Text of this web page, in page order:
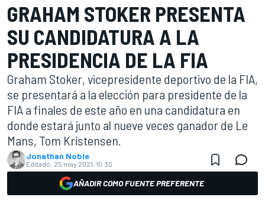
GRAHAM STOKER PRESENTA
SU CANDIDATURA A LA
PRESIDENCIA DE LA FIA
Graham Stoker, vicepresidente deportivo de la FIA,
se presentará a la elección para presidente de la
FIA a finales de este año en una candidatura en
donde estará junto al nueve veces ganador de Le
Mans, Tom Kristensen.
Jonathan Noble
Editado: 25 may 2021, 10:30
AÑADIR COMO FUENTE PREFERENTE